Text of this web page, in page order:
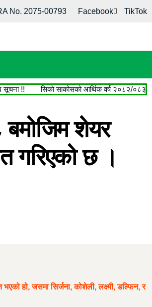
No. 2075-00793 Facebook TikTok
!! सिको साकोसको आर्थिक वर्ष २०८२/०८३ को
बमोजिम शेयर
गरिएको छ ।
हो, जसमा सिर्जना, कोशेली, लक्ष्मी, डल्फिन, र